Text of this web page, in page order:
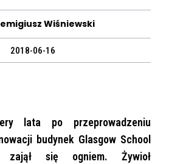
Wiśniewski
2018-06-16
lata po przeprowadzeniu
budynek Glasgow School
się ogniem. Żywioł